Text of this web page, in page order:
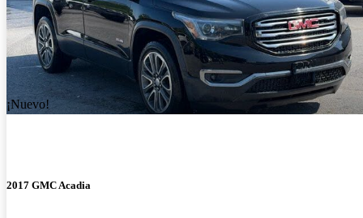
¡Nuevo!
2017 GMC Acadia